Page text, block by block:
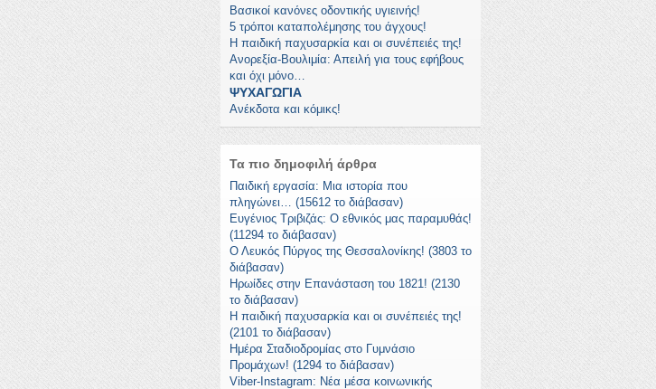
Βασικοί κανόνες οδοντικής υγιεινής!
5 τρόποι καταπολέμησης του άγχους!
Η παιδική παχυσαρκία και οι συνέπειές της!
Ανορεξία-Βουλιμία: Απειλή για τους εφήβους
και όχι μόνο…
ΨΥΧΑΓΩΓΙΑ
Ανέκδοτα και κόμικς!
Τα πιο δημοφιλή άρθρα
Παιδική εργασία: Μια ιστορία που
πληγώνει… (15612 το διάβασαν)
Ευγένιος Τριβιζάς: Ο εθνικός μας παραμυθάς!
(11294 το διάβασαν)
Ο Λευκός Πύργος της Θεσσαλονίκης! (3803 το
διάβασαν)
Ηρωίδες στην Επανάσταση του 1821! (2130
το διάβασαν)
Η παιδική παχυσαρκία και οι συνέπειές της!
(2101 το διάβασαν)
Ημέρα Σταδιοδρομίας στο Γυμνάσιο
Προμάχων! (1294 το διάβασαν)
Viber-Instagram: Νέα μέσα κοινωνικής